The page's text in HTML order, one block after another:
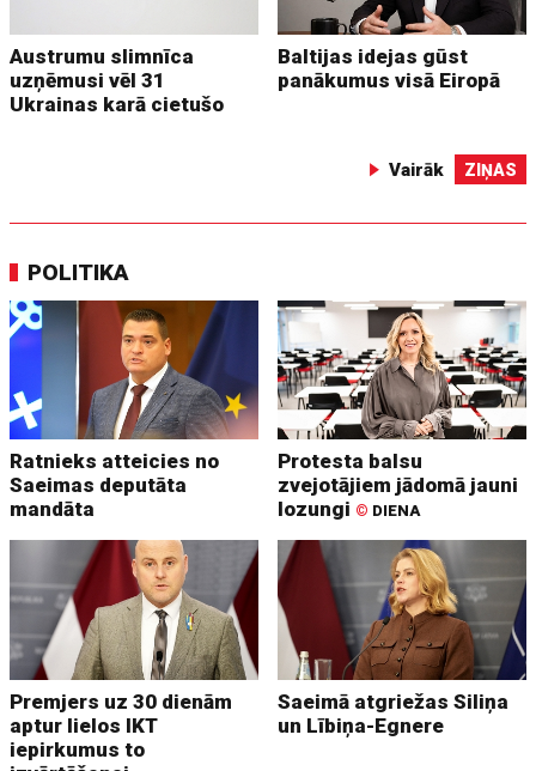
Austrumu slimnīca
uzņēmusi vēl 31
Ukrainas karā cietušo
Baltijas idejas gūst
panākumus visā Eiropā
Vairāk ZIŅAS
POLITIKA
Ratnieks atteicies no
Saeimas deputāta
mandāta
Protesta balsu
zvejotājiem jādomā jauni
lozungi © DIENA
Premjers uz 30 dienām
aptur lielos IKT
iepirkumus to
Saeimā atgriežas Siliņa
un Lībiņa-Egnere